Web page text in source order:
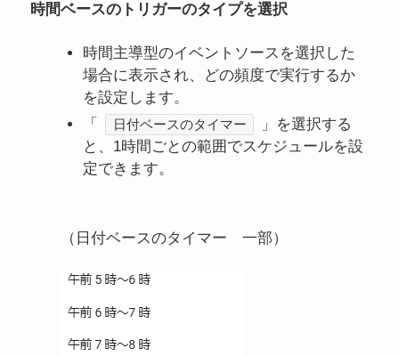
時間ベースのトリガーのタイプを選択
時間主導型のイベントソースを選択した
場合に表示され、どの頻度で実行するか
を設定します。
「
日付ベースのタイマー
」を選択する
と、1時間ごとの範囲でスケジュールを設
定できます。
（日付ベースのタイマー 一部）